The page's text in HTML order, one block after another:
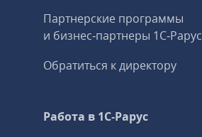
Партнерские программы
и бизнес‑партнеры 1С‑Рарус
Обратиться к директору
Работа в 1С‑Рарус